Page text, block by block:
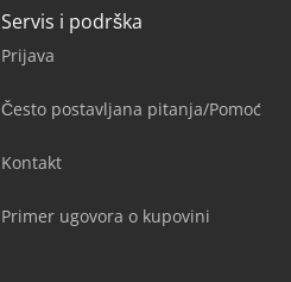
Servis i podrška
Prijava
Često postavljana pitanja/Pomoć
Kontakt
Primer ugovora o kupovini